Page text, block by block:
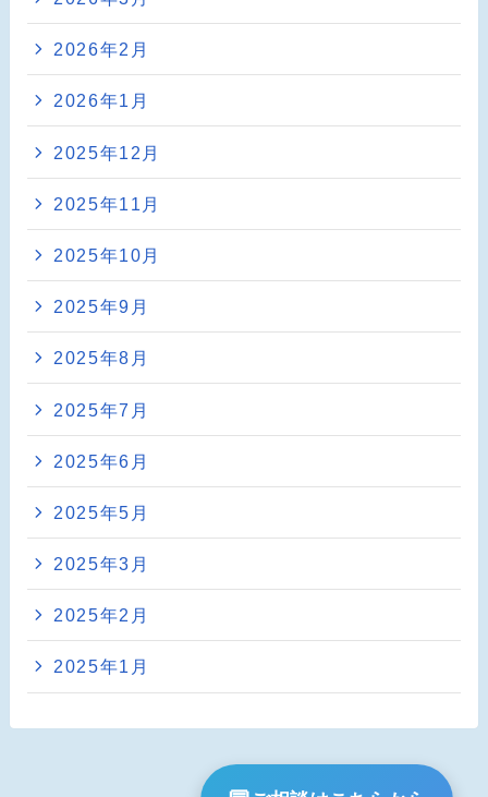
2026年2月
2026年1月
2025年12月
2025年11月
2025年10月
2025年9月
2025年8月
2025年7月
2025年6月
2025年5月
2025年3月
2025年2月
2025年1月